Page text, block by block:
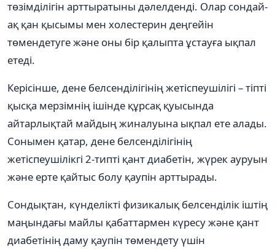
төзімділігін арттыратыны дәлелденді. Олар сондай-
ақ қан қысымы мен холестерин деңгейін
төмендетуге және оны бір қалыпта ұстауға ықпал
етеді.
Керісінше, дене белсенділігінің жетіспеушілігі – тіпті
қысқа мерзімнің ішінде құрсақ қуысында
айтарлықтай майдың жиналуына ықпал ете алады.
Сонымен қатар, дене белсенділігінің
жетіспеушілікгі 2-типті қант диабетін, жүрек ауруын
және ерте қайтыс болу қаупін арттырады.
Сондықтан, күнделікті физикалық белсенділік іштің
маңындағы майлы қабаттармен күресу және қант
диабетінің даму қаупін төмендету үшін